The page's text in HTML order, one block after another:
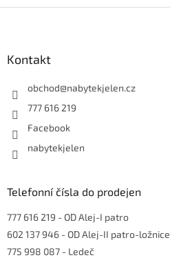
Kontakt
obchod@nabytekjelen.cz
777 616 219
Facebook
nabytekjelen
Telefonní čísla do prodejen
777 616 219 - OD Alej-I patro
602 137 946 - OD Alej-II patro-ložnice
775 998 087 - Ledeč